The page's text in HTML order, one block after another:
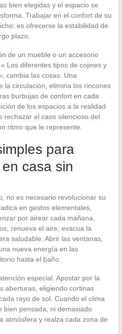
bien elegidas y el espacio se
Trabajar en el confort de su
es ofrecerse la estabilidad de
plazo.
de un mueble o un accesorio
Los diferentes tipos de cojines y
cambia las cosas. Una
la circulación, elimina los rincones
burbujas de confort en cada
de los espacios a la realidad
rechazar el caos silencioso del
ritmo que le represente.
para
casa sin
no es necesario revolucionar su
en gestos elementales,
por airear cada mañana,
renueva el aire, evacua la
saludable. Abrir las ventanas,
nueva energía en las
hasta el baño.
especial. Apostar por la
aberturas, eligiendo cortinas
rayo de sol. Cuando el clima
bien pensada, ni demasiado
atmósfera y realza cada zona de